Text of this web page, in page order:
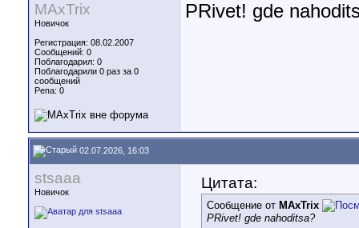
MAxTrix
Новичок
Регистрация: 08.02.2007
Сообщений: 0
Поблагодарил: 0
Поблагодарили 0 раз за 0
сообщений
Репа: 0
PRivet! gde
02.07.2026, 16:03
stsaaa
Новичок
Цитата:
Сообщение от MAxTrix
PRivet! gde nahoditsa?